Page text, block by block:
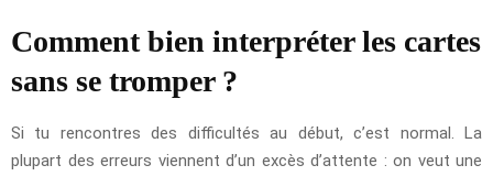
Comment bien interpréter les cartes
sans se tromper ?
Si tu rencontres des difficultés au début, c’est normal. La
plupart des erreurs viennent d’un excès d’attente : on veut une